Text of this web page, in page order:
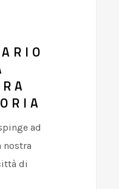
ad
nostra
di